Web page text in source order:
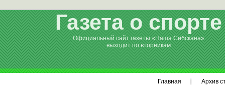
Газета о спорте
Официальный сайт газеты «Наша Сибскана»
выходит по вторникам
Главная Архив